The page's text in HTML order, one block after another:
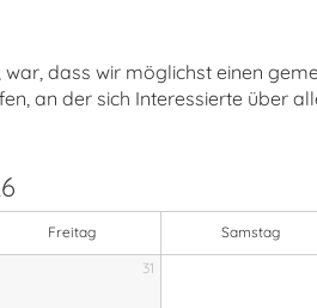
dass wir möglichst einen
an der sich Interessierte über
Freitag Samstag
31